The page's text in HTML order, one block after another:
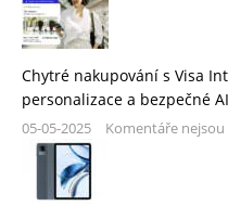
Chytré nakupování s Visa
personalizace a bezpečné
05-05-2025 Komentáře